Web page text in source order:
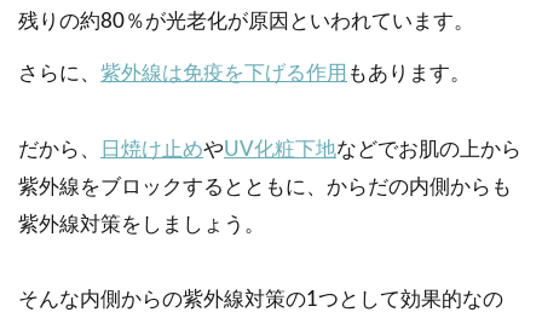
残りの約80％が光老化が原因といわれています。
さらに、 紫外線は免疫を下げる作用 もあります。
だから、 日焼け止めやUV化粧下地などでお肌の上から
紫外線をブロックするとともに、からだの内側からも
紫外線対策をしましょう。
そんな内側からの紫外線対策の1つとして効果的なの